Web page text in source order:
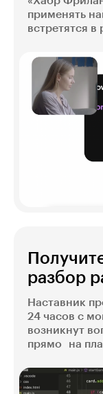
применять
встретятся в
разбор
Наставник
24 часов с
возникнут
прямо на